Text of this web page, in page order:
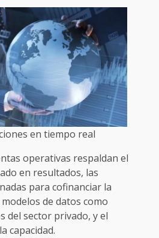
en tiempo real
operativas respaldan el
en resultados, las
para cofinanciar la
de datos como
del sector privado, y el
capacidad.